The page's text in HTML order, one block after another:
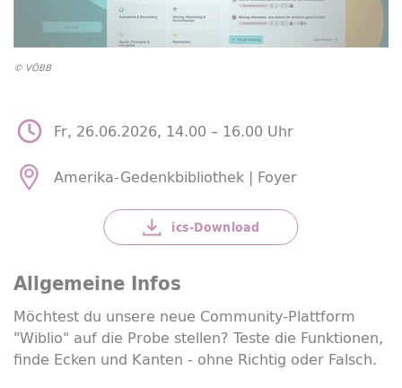
© VÖBB
Fr, 26.06.2026, 14.00 – 16.00 Uhr
ics-Download
Amerika-Gedenkbibliothek | Foyer
Allgemeine Infos
Möchtest du unsere neue Community-Plattform
"Wiblio" auf die Probe stellen? Teste die Funktionen,
finde Ecken und Kanten - ohne Richtig oder Falsch.